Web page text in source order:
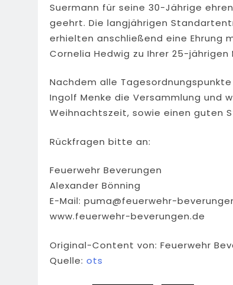
Suermann für seine 30-Jährige
geehrt. Die langjährigen
erhielten anschließend eine Ehrung
Cornelia Hedwig zu Ihrer 25-
Nachdem alle
Ingolf Menke die Versammlung und
Weihnachtszeit, sowie einen guten
Rückfragen bitte an:
Feuerwehr Beverungen
Alexander Bönning
E-Mail: puma@feuerwehr-
www.feuerwehr-beverungen.de
Original-Content von: Feuerwehr
Quelle: ots